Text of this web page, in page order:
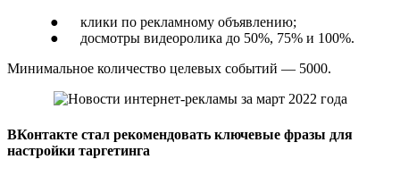
● клики по рекламному объявлению;
● досмотры видеоролика до 50%, 75% и 100%.
Минимальное количество целевых событий — 5000.
ВКонтакте стал рекомендовать ключевые фразы для
настройки таргетинга